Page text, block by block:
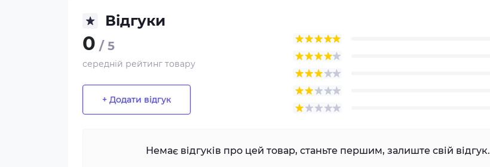
Відгуки
0 / 5
середній рейтинг товару
+ Додати відгук
Немає відгуків про цей товар, станьте першим, залиште свій відгук.